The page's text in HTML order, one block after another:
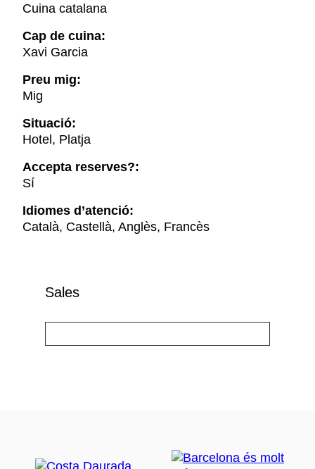
Cuina catalana
Cap de cuina:
Xavi Garcia
Preu mig:
Mig
Situació:
Hotel, Platja
Accepta reserves?:
Sí
Idiomes d’atenció:
Català, Castellà, Anglès, Francès
Sales